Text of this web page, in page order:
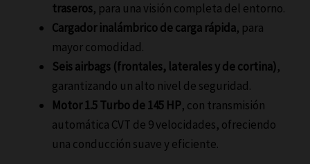
traseros, para una visión completa del entorno.
Cargador inalámbrico de carga rápida, para
mayor comodidad.
Seis airbags (frontales, laterales y de cortina),
garantizando un alto nivel de seguridad.
Motor 1.5 Turbo de 145 HP, con transmisión
automática CVT de 9 velocidades, ofreciendo
una conducción suave y eficiente.